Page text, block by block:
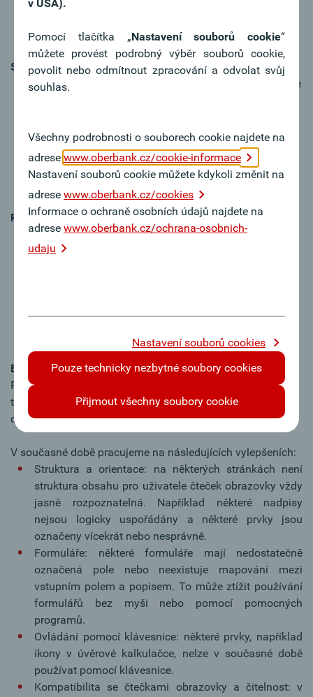
formulářů.
Srozumitelnost
Co již funguje dobře:
Jazyk na webových stránkách je
znalostí.
Co by se dalo zlepšit:Některé části našich formulářů
nejsou správně označeny nebo zobrazují nesprávný
Robustnost
Co již funguje:webové stránky využívají moderní
technologii a jsou pravidelně technicky aktualizovány.
vyskytují problémy s čtečkami obrazovky, zejména ve
Budoucí kroky a vylepšení
Pracujeme na tom, aby byl náš web lépe přístupný. Za
tímto účelem pravidelně testujeme, zda jsou na internetu
dodržovány standardy bezbariérovosti.
V současné době pracujeme na následujících vylepšeních:
Struktura a orientace: na některých stránkách není
struktura obsahu pro uživatele čteček obrazovky vždy
jasně rozpoznatelná. Například některé nadpisy
nejsou logicky uspořádány a některé prvky jsou
označeny vícekrát nebo nesprávně.
Formuláře: některé formuláře mají nedostatečně
označená pole nebo neexistuje mapování mezi
vstupním polem a popisem. To může ztížit používání
formulářů bez myši nebo pomocí pomocných
programů.
Ovládání pomocí klávesnice: některé prvky, například
ikony v úvěrové kalkulačce, nelze v současné době
používat pomocí klávesnice.
Kompatibilita se čtečkami obrazovky a čitelnost: v
v USA).
Pomocí tlačítka „Nastavení souborů cookie“
můžete provést podrobný výběr souborů cookie,
povolit nebo odmítnout zpracování a odvolat svůj
souhlas.
Všechny podrobnosti o souborech cookie najdete na
adrese www.oberbank.cz/cookie-informace
Nastavení souborů cookie můžete kdykoli změnit na
adrese www.oberbank.cz/cookies
Informace o ochraně osobních údajů najdete na
adrese www.oberbank.cz/ochrana-osobnich-
udaju
Nastavení souborů cookies
Pouze technicky nezbytné soubory cookies
Přijmout všechny soubory cookie